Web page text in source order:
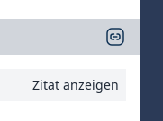
Zitat anzeigen